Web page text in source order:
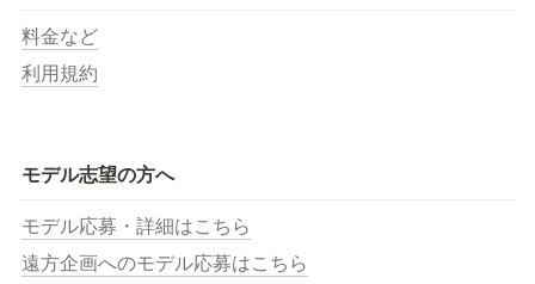
料金など
利用規約
モデル志望の方へ
モデル応募・詳細はこちら
遠方企画へのモデル応募はこちら